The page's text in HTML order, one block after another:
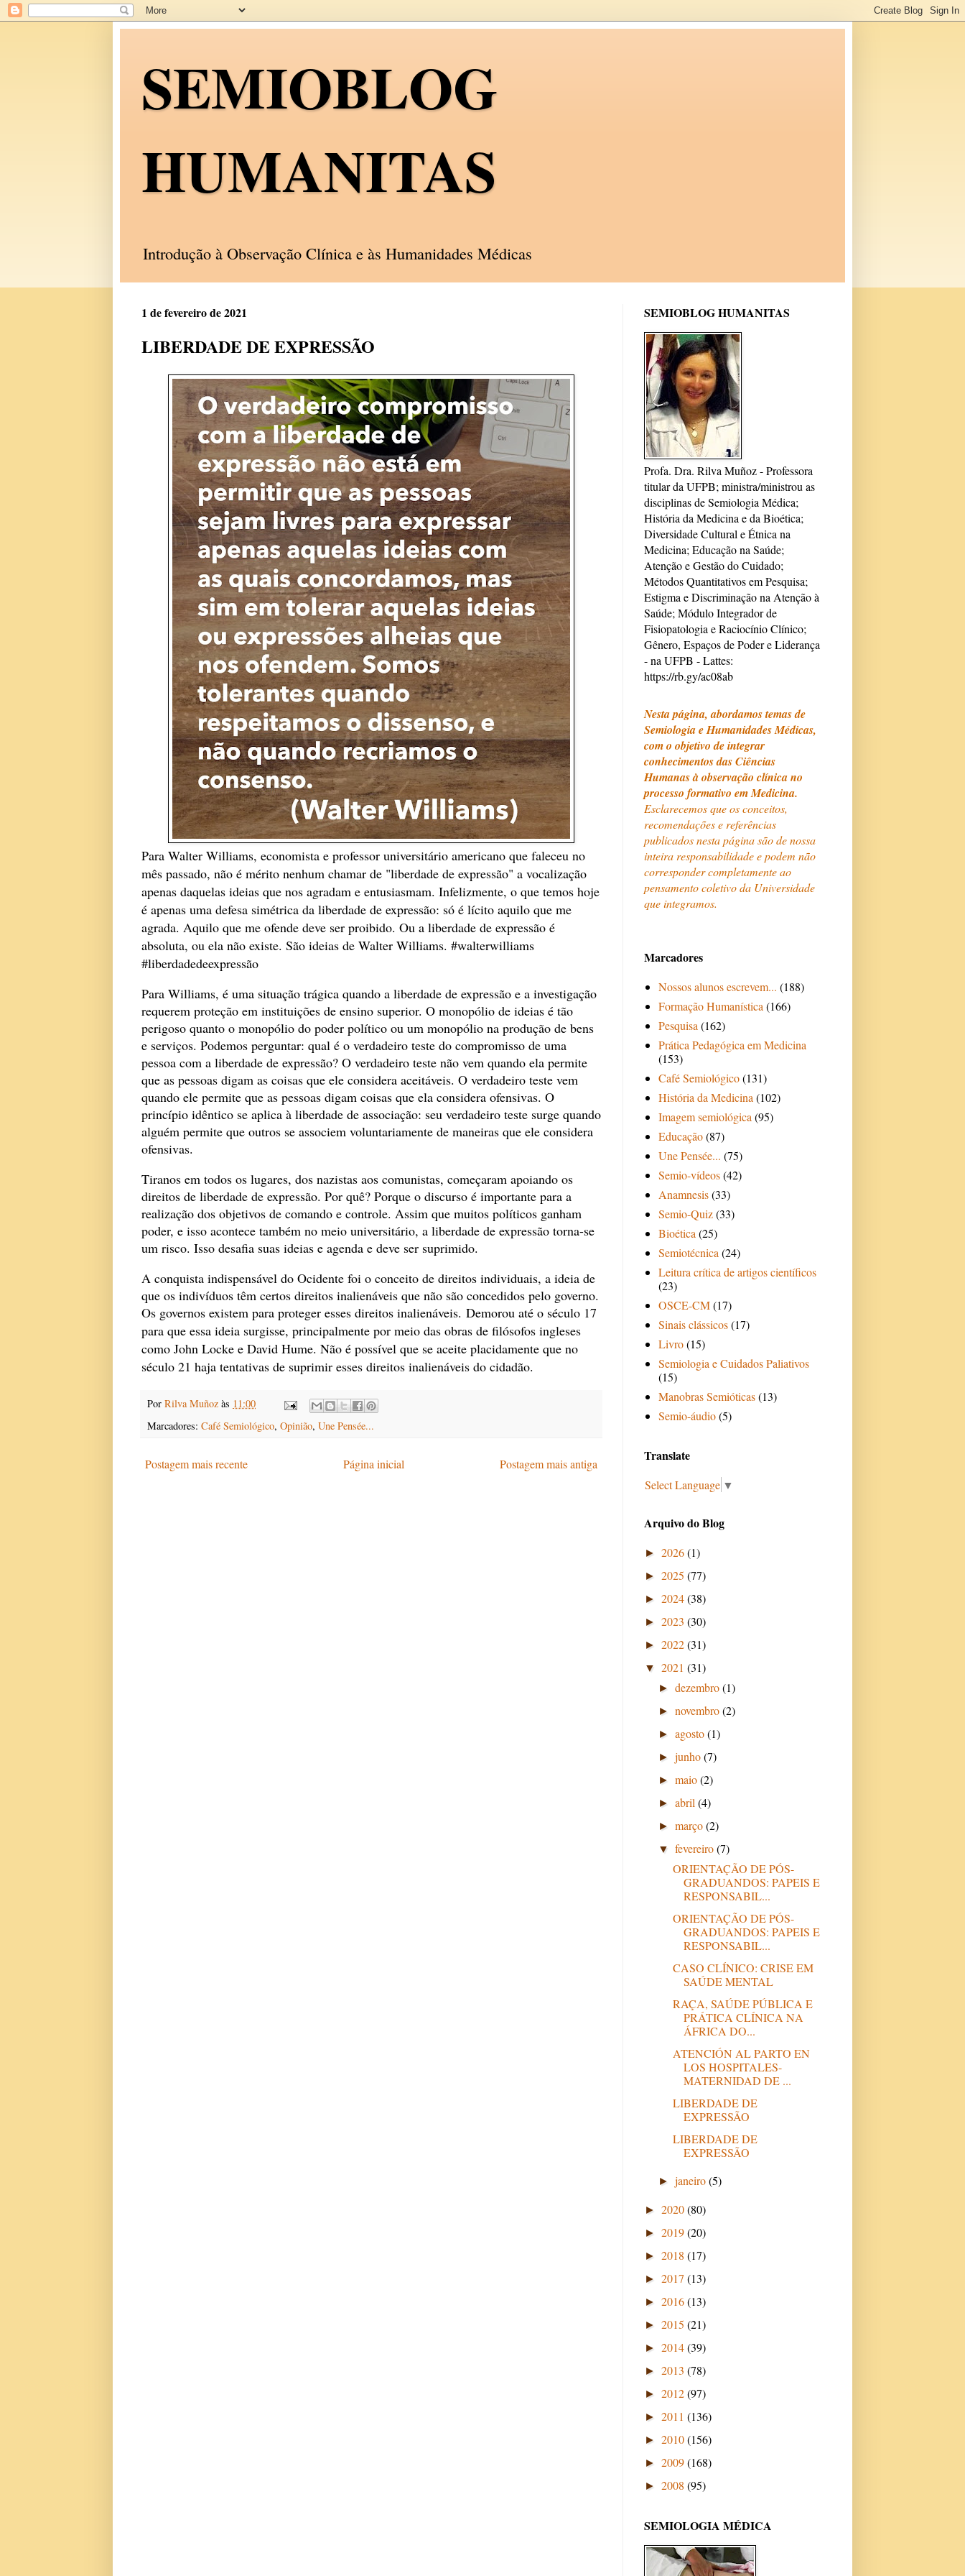
SEMIOBLOG
HUMANITAS
Introdução à Observação Clínica e às Humanidades Médicas
1 de fevereiro de 2021
LIBERDADE DE EXPRESSÃO
Para Walter Williams, economista e professor universitário americano que faleceu no
mês passado, não é mérito nenhum chamar de "liberdade de expressão" a vocalização
apenas daquelas ideias que nos agradam e entusiasmam. Infelizmente, o que temos hoje
é apenas uma defesa simétrica da liberdade de expressão: só é lícito aquilo que me
agrada. Aquilo que me ofende deve ser proibido. Ou a liberdade de expressão é
absoluta, ou ela não existe. São ideias de Walter Williams. #walterwilliams
#liberdadedeexpressão
Para Williams, é uma situação trágica quando a liberdade de expressão e a investigação
requerem proteção em instituições de ensino superior. O monopólio de ideias é tão
perigoso quanto o monopólio do poder político ou um monopólio na produção de bens
e serviços. Podemos perguntar: qual é o verdadeiro teste do compromisso de uma
pessoa com a liberdade de expressão? O verdadeiro teste não vem quando ela permite
que as pessoas digam as coisas que ele considera aceitáveis. O verdadeiro teste vem
quando ele permite que as pessoas digam coisas que ela considera ofensivas. O
princípio idêntico se aplica à liberdade de associação: seu verdadeiro teste surge quando
alguém permite que outros se associem voluntariamente de maneiras que ele considera
ofensivas.
Tiranos em todos os lugares, dos nazistas aos comunistas, começaram apoiando os
direitos de liberdade de expressão. Por quê? Porque o discurso é importante para a
realização dos objetivos de comando e controle. Assim que muitos políticos ganham
poder, e isso acontece também no meio universitário, a liberdade de expressão torna-se
um risco. Isso desafia suas ideias e agenda e deve ser suprimido.
A conquista indispensável do Ocidente foi o conceito de direitos individuais, a ideia de
que os indivíduos têm certos direitos inalienáveis que não são concedidos pelo governo.
Os governos existem para proteger esses direitos inalienáveis. Demorou até o século 17
para que essa ideia surgisse, principalmente por meio das obras de filósofos ingleses
como John Locke e David Hume. Não é possível que se aceite placidamente que no
século 21 haja tentativas de suprimir esses direitos inalienáveis do cidadão.
Por Rilva Muñoz às 11:00
Marcadores: Café Semiológico, Opinião, Une Pensée...
Postagem mais recente Postagem mais antiga
Página inicial
SEMIOBLOG HUMANITAS
Profa. Dra. Rilva Muñoz - Professora
titular da UFPB; ministra/ministrou as
disciplinas de Semiologia Médica;
História da Medicina e da Bioética;
Diversidade Cultural e Étnica na
Medicina; Educação na Saúde;
Atenção e Gestão do Cuidado;
Métodos Quantitativos em Pesquisa;
Estigma e Discriminação na Atenção à
Saúde; Módulo Integrador de
Fisiopatologia e Raciocínio Clínico;
Gênero, Espaços de Poder e Liderança
- na UFPB - Lattes:
https://rb.gy/ac08ab
Nesta página, abordamos temas de
Semiologia e Humanidades Médicas,
com o objetivo de integrar
conhecimentos das Ciências
Humanas à observação clínica no
processo formativo em Medicina.
Esclarecemos que os conceitos,
recomendações e referências
publicados nesta página são de nossa
inteira responsabilidade e podem não
corresponder completamente ao
pensamento coletivo da Universidade
que integramos.
Marcadores
Nossos alunos escrevem... (188)
Formação Humanística (166)
Pesquisa (162)
Prática Pedagógica em Medicina
(153)
Café Semiológico(131)
História da Medicina (102)
Imagem semiológica (95)
Educação(87)
Une Pensée... (75)
Semio-vídeos(42)
Anamnesis(33)
Semio-Quiz(33)
Bioética (25)
Semiotécnica (24)
Leitura crítica de artigos científicos
(23)
OSCE-CM(17)
Sinais clássicos(17)
Livro(15)
Semiologia e Cuidados Paliativos
(15)
Manobras Semióticas(13)
Semio-áudio(5)
Translate
Select Language ▼
Arquivo do Blog
► 2026(1)
► 2025 (77)
► 2024(38)
► 2023 (30)
► 2022(31)
▼ 2021 (31)
►dezembro(1)
►novembro(2)
►agosto(1)
►junho(7)
►maio(2)
►abril(4)
►março(2)
▼fevereiro(7)
ORIENTAÇÃO DE PÓS-
GRADUANDOS: PAPEIS E
RESPONSABIL...
ORIENTAÇÃO DE PÓS-
GRADUANDOS: PAPEIS E
RESPONSABIL...
CASO CLÍNICO: CRISE EM
SAÚDE MENTAL
RAÇA, SAÚDE PÚBLICA E
PRÁTICA CLÍNICA NA
ÁFRICA DO...
ATENCIÓN AL PARTO EN
LOS HOSPITALES-
MATERNIDAD DE ...
LIBERDADE DE
EXPRESSÃO
LIBERDADE DE
EXPRESSÃO
►janeiro(5)
► 2020(80)
► 2019(20)
► 2018 (17)
► 2017 (13)
► 2016(13)
► 2015 (21)
► 2014(39)
► 2013 (78)
► 2012(97)
► 2011 (136)
► 2010(156)
► 2009(168)
► 2008 (95)
SEMIOLOGIA MÉDICA